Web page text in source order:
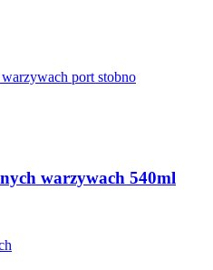
warzywach 540ml